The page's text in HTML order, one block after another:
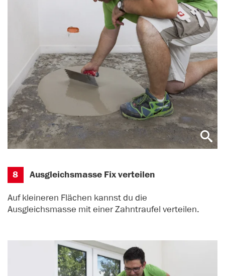
8 Ausgleichsmasse Fix verteilen
Auf kleineren Flächen kannst du die
Ausgleichsmasse mit einer Zahntraufel verteilen.